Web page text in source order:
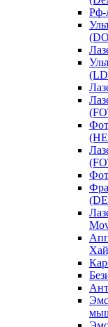
Рф-